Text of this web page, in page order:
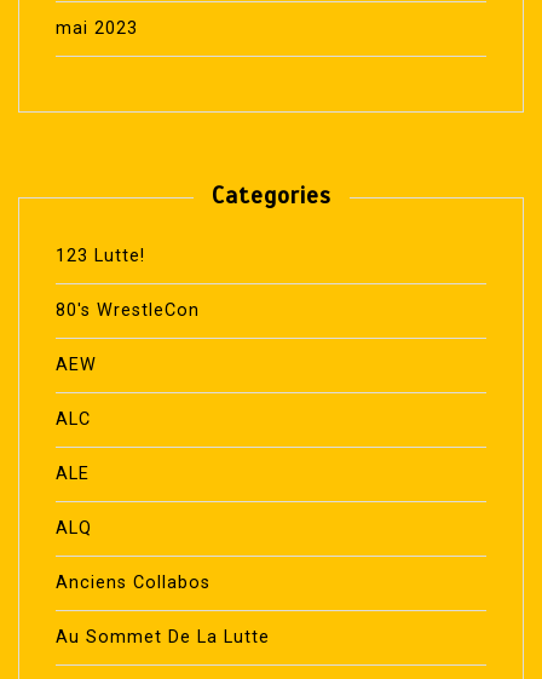
mai 2023
Categories
123 Lutte!
80's WrestleCon
AEW
ALC
ALE
ALQ
Anciens Collabos
Au Sommet De La Lutte